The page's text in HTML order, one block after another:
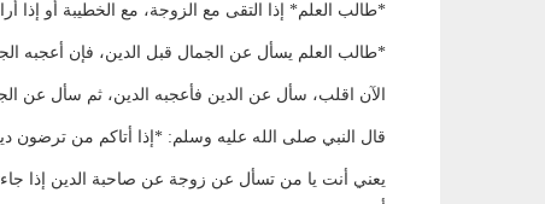
*طالب العلم* إذا التقى مع الزوجة، مع الخطيبة أو إذا
*طالب العلم يسأل عن الجمال قبل الدين، فإن أعجبه
الآن اقلب، سأل عن الدين فأعجبه الدين، ثم سأل عن
قال النبي صلى الله عليه وسلم: *إذا أتاكم من ترضون
يعني أنت يا من تسأل عن زوجة عن صاحبة الدين إذا